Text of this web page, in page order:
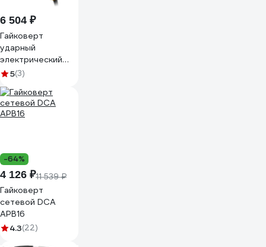
6 504 ₽
Гайковерт
ударный
электрический
JCB 1/2 450Вт
IW550S(64401)
5(3)
-64%
4 126 ₽11 539 ₽
Гайковерт
сетевой DCA
APB16
4.3(22)